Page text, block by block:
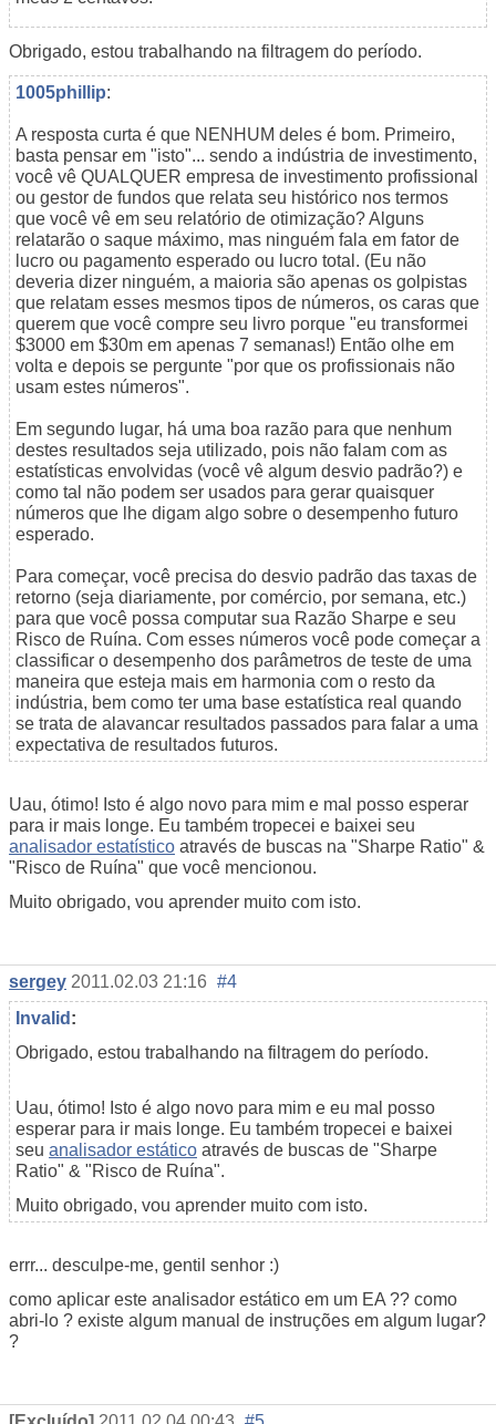
Obrigado, estou trabalhando na filtragem do período.
1005phillip:
A resposta curta é que NENHUM deles é bom. Primeiro,
basta pensar em "isto"... sendo a indústria de investimento,
você vê QUALQUER empresa de investimento profissional
ou gestor de fundos que relata seu histórico nos termos
que você vê em seu relatório de otimização? Alguns
relatarão o saque máximo, mas ninguém fala em fator de
lucro ou pagamento esperado ou lucro total. (Eu não
deveria dizer ninguém, a maioria são apenas os golpistas
que relatam esses mesmos tipos de números, os caras que
querem que você compre seu livro porque "eu transformei
$3000 em $30m em apenas 7 semanas!) Então olhe em
volta e depois se pergunte "por que os profissionais não
usam estes números".
Em segundo lugar, há uma boa razão para que nenhum
destes resultados seja utilizado, pois não falam com as
estatísticas envolvidas (você vê algum desvio padrão?) e
como tal não podem ser usados para gerar quaisquer
números que lhe digam algo sobre o desempenho futuro
esperado.
Para começar, você precisa do desvio padrão das taxas de
retorno (seja diariamente, por comércio, por semana, etc.)
para que você possa computar sua Razão Sharpe e seu
Risco de Ruína. Com esses números você pode começar a
classificar o desempenho dos parâmetros de teste de uma
maneira que esteja mais em harmonia com o resto da
indústria, bem como ter uma base estatística real quando
se trata de alavancar resultados passados para falar a uma
expectativa de resultados futuros.
Uau, ótimo! Isto é algo novo para mim e mal posso esperar
para ir mais longe. Eu também tropecei e baixei seu
analisador estatístico através de buscas na "Sharpe Ratio" &
"Risco de Ruína" que você mencionou.
Muito obrigado, vou aprender muito com isto.
sergey 2011.02.03 21:16 #4
Invalid :
Obrigado, estou trabalhando na filtragem do período.
Uau, ótimo! Isto é algo novo para mim e eu mal posso
esperar para ir mais longe. Eu também tropecei e baixei
seu analisador estático através de buscas de "Sharpe
Ratio" & "Risco de Ruína".
Muito obrigado, vou aprender muito com isto.
errr... desculpe-me, gentil senhor :)
como aplicar este analisador estático em um EA ?? como
abri-lo ? existe algum manual de instruções em algum lugar?
?